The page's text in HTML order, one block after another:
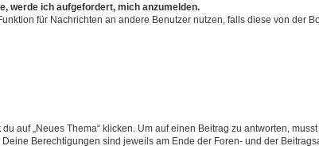
werde ich aufgefordert, mich anzumelden.
für Nachrichten an andere Benutzer nutzen, falls diese von der
auf „Neues Thema“ klicken. Um auf einen Beitrag zu antworten,
Berechtigungen sind jeweils am Ende der Foren- und der